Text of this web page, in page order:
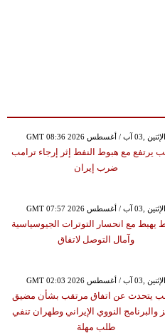
GMT 08:36 2026 الإثنين ,03 آب / أغسطس
يرتفع مع هبوط النفط إثر إرجاء ترامب
ضرب إيران
GMT 07:57 2026 الإثنين ,03 آب / أغسطس
يهبط مع انحسار التوترات الجيوسياسية
وآمال التوصل لاتفاق
GMT 02:03 2026 الإثنين ,03 آب / أغسطس
يتحدث عن اتفاق مرتقب بشأن مضيق
والبرنامج النووي الإيراني وطهران تنفي
طلب مهلة